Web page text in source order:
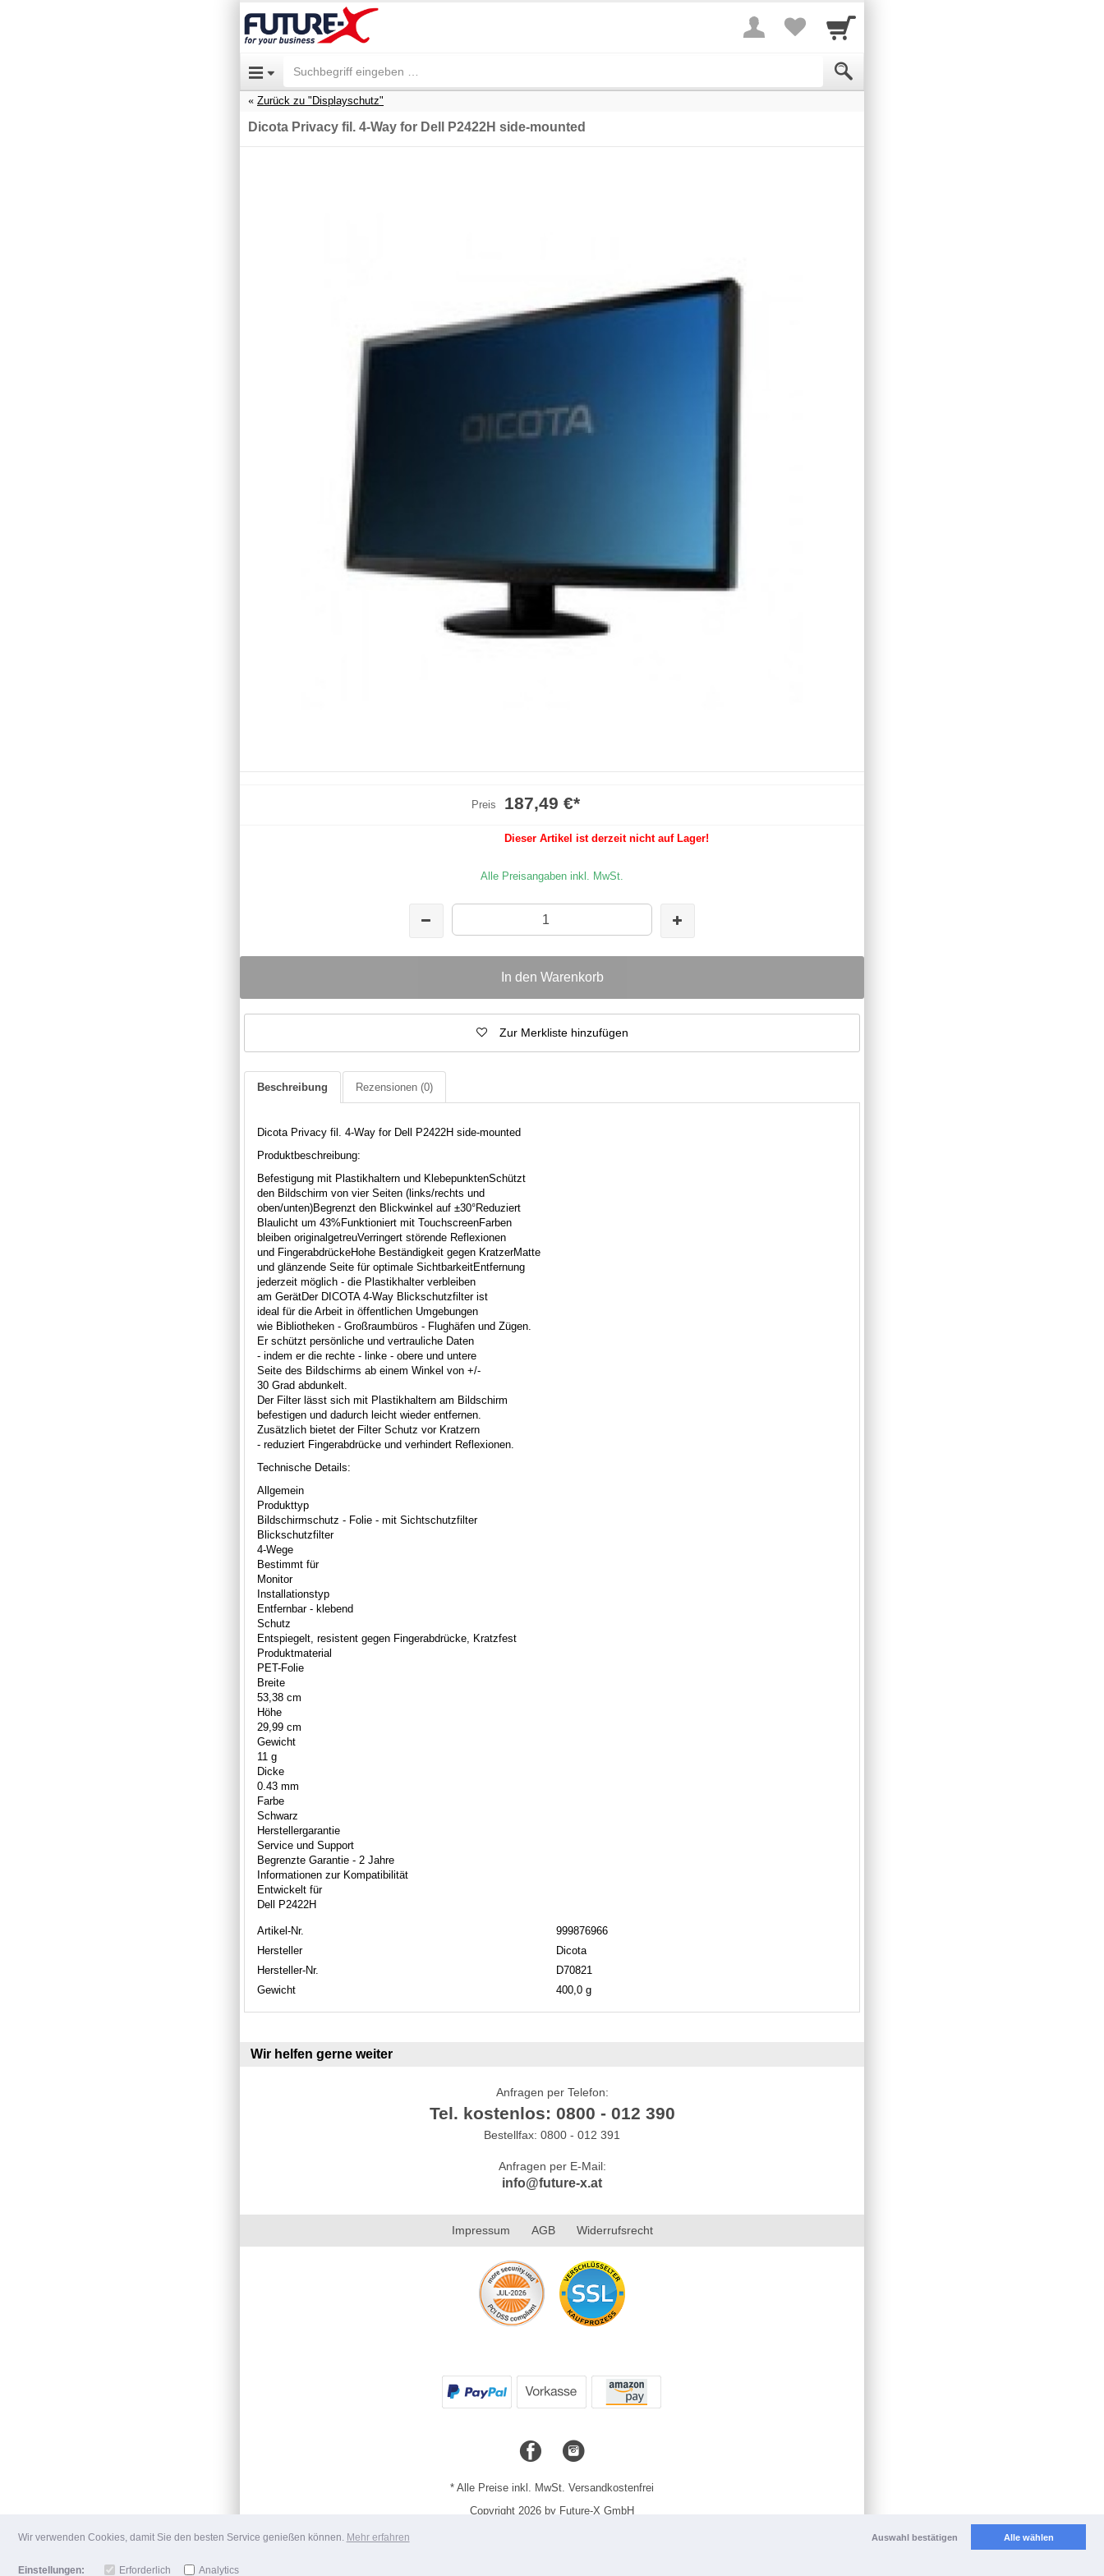
Wir verwenden Cookies, damit Sie den besten Service genießen können. Mehr erfahren Auswahl bestätigen Alle wählen
Einstellungen: Erforderlich Analytics
Zurück zu "Displayschutz"
Dicota Privacy fil. 4-Way for Dell P2422H side-mounted
Preis 187,49 €*
Dieser Artikel ist derzeit nicht auf Lager!
Alle Preisangaben inkl. MwSt.
In den Warenkorb
Zur Merkliste hinzufügen
Beschreibung Rezensionen (0)
Dicota Privacy fil. 4-Way for Dell P2422H side-mounted
Produktbeschreibung:
Befestigung mit Plastikhaltern und KlebepunktenSchützt
den Bildschirm von vier Seiten (links/rechts und
oben/unten)Begrenzt den Blickwinkel auf ±30°Reduziert
Blaulicht um 43%Funktioniert mit TouchscreenFarben
bleiben originalgetreuVerringert störende Reflexionen
und FingerabdrückeHohe Beständigkeit gegen KratzerMatte
und glänzende Seite für optimale SichtbarkeitEntfernung
jederzeit möglich - die Plastikhalter verbleiben
am GerätDer DICOTA 4-Way Blickschutzfilter ist
ideal für die Arbeit in öffentlichen Umgebungen
wie Bibliotheken - Großraumbüros - Flughäfen und Zügen.
Er schützt persönliche und vertrauliche Daten
- indem er die rechte - linke - obere und untere
Seite des Bildschirms ab einem Winkel von +/-
30 Grad abdunkelt.
Der Filter lässt sich mit Plastikhaltern am Bildschirm
befestigen und dadurch leicht wieder entfernen.
Zusätzlich bietet der Filter Schutz vor Kratzern
- reduziert Fingerabdrücke und verhindert Reflexionen.
Technische Details:
Allgemein
Produkttyp
Bildschirmschutz - Folie - mit Sichtschutzfilter
Blickschutzfilter
4-Wege
Bestimmt für
Monitor
Installationstyp
Entfernbar - klebend
Schutz
Entspiegelt, resistent gegen Fingerabdrücke, Kratzfest
Produktmaterial
PET-Folie
Breite
53,38 cm
Höhe
29,99 cm
Gewicht
11 g
Dicke
0.43 mm
Farbe
Schwarz
Herstellergarantie
Service und Support
Begrenzte Garantie - 2 Jahre
Informationen zur Kompatibilität
Entwickelt für
Dell P2422H
Artikel-Nr.
999876966
Hersteller
Dicota
Hersteller-Nr.
D70821
Gewicht
400,0 g
Wir helfen gerne weiter
Anfragen per Telefon:
Tel. kostenlos: 0800 - 012 390
Bestellfax: 0800 - 012 391
Anfragen per E-Mail:
info@future-x.at
Impressum AGB Widerrufsrecht
* Alle Preise inkl. MwSt. Versandkostenfrei
Copyright 2026 by Future-X GmbH